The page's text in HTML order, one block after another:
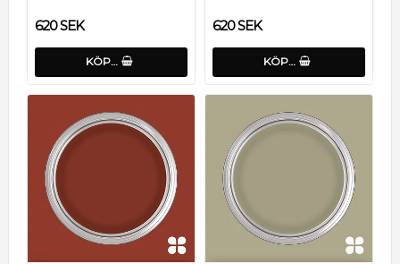
620 SEK
KÖP…
620 SEK
KÖP…